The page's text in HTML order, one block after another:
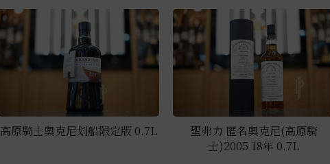
高原騎士奧克尼划船限定版 0.7L
聖弗力 匿名奧克尼(高原騎
士)2005 18年 0.7L